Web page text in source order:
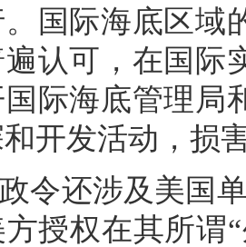
国际海底区域
遍认可，在国际
际海底管理局
开发活动，损
令还涉及美国
方授权在其所谓